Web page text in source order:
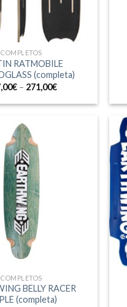
COMPLETOS
RATMOBILE
(completa)
€– 271,00€
COMPLETOS
BELLY RACER
(completa)